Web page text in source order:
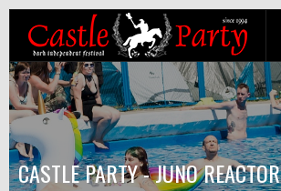
CASTLE PARTY - JUNO REACTOR